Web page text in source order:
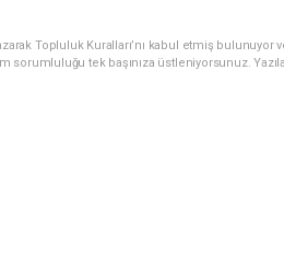
Topluluk Kuralları’nı kabul etmiş
sorumluluğu tek başınıza üstleniyorsunuz.